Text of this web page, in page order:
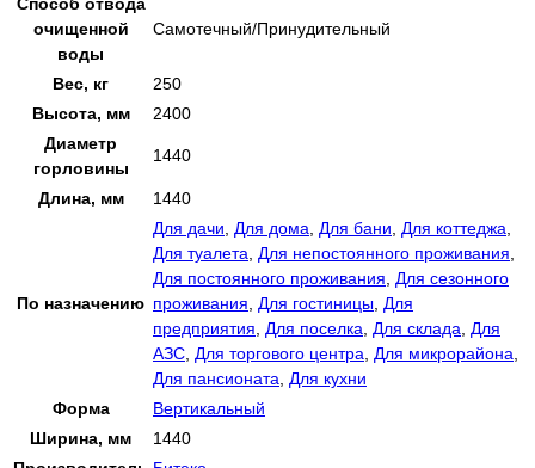
очищенной
воды
Самотечный/Принудительный
Вес, кг
250
Высота, мм
2400
Диаметр
горловины
1440
Длина, мм 1440
По назначению
Для дачи Для дома Для бани Для коттеджа
Для туалета
Для непостоянного проживания
Для постоянного проживания
Для сезонного
проживания
Для гостиницы Для
предприятия
Для поселка Для склада
Для
АЗС Для торгового центра Для микрорайона
Для пансионата
Для кухни
Форма
Вертикальный
Ширина, мм
1440